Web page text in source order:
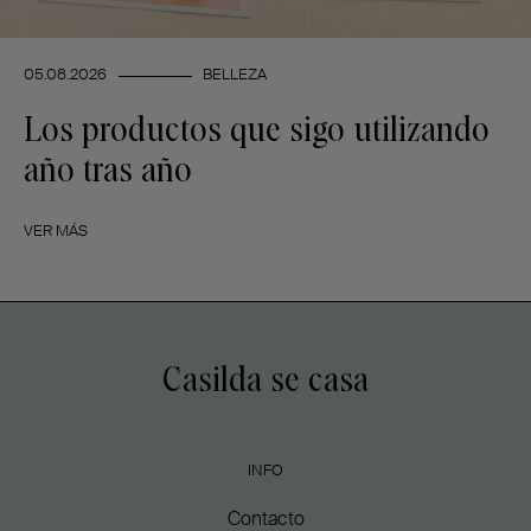
05.08.2026 BELLEZA
Los productos que sigo utilizando
año tras año
VER MÁS
Casilda se casa
INFO
Contacto